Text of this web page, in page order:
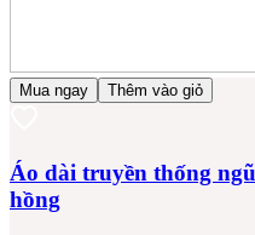
Mua ngay Thêm vào giỏ
Áo dài truyền thống
hồng